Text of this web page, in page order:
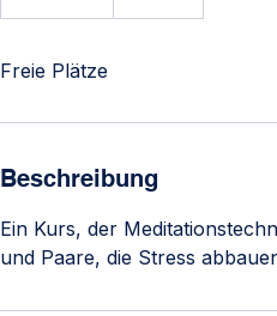
e
n
e
Freie Plätze
Beschreibung
Ein Kurs, der
und Paare, die Stress